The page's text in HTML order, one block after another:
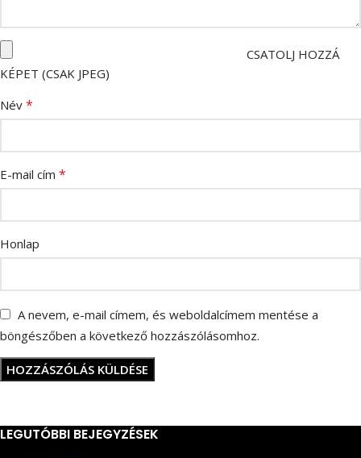
CSATOLJ HOZZÁ
KÉPET (CSAK JPEG)
Név *
E-mail cím *
Honlap
A nevem, e-mail címem, és weboldalcímem mentése a
böngészőben a következő hozzászólásomhoz.
LEGUTÓBBI BEJEGYZÉSEK